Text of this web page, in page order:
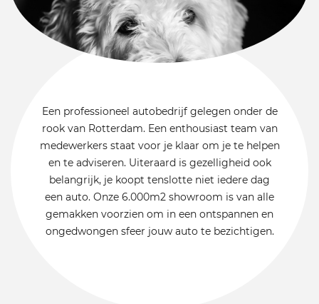
Een professioneel autobedrijf gelegen onder de
rook van Rotterdam. Een enthousiast team van
medewerkers staat voor je klaar om je te helpen
en te adviseren. Uiteraard is gezelligheid ook
belangrijk, je koopt tenslotte niet iedere dag
een auto. Onze 6.000m2 showroom is van alle
gemakken voorzien om in een ontspannen en
ongedwongen sfeer jouw auto te bezichtigen.